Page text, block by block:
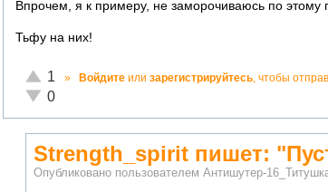
Впрочем, я к примеру, не заморочиваюсь по этому
Тьфу на них!
Отлично!
1
Неадекватно!
0
» Войдите или зарегистрируйтесь, чтобы
Strength_spirit пишет:
Опубликовано пользователем Антишутер-